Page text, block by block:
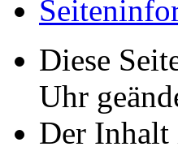
Diese
Uhr
Der